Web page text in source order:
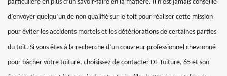
particulière en plus d’un savoir-faire en la matière. Il n’est jamais conseillé
d’envoyer quelqu’un de non qualifié sur le toit pour réaliser cette mission
pour éviter les accidents mortels et les détériorations de certaines parties
du toit. Si vous êtes à la recherche d’un couvreur professionnel chevronné
pour bâcher votre toiture, choisissez de contacter DF Toiture, 65 et son